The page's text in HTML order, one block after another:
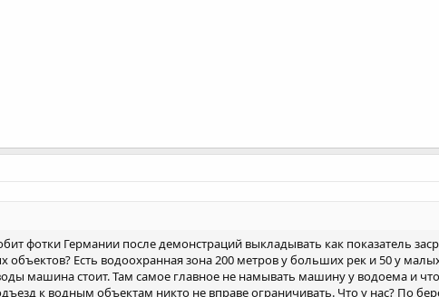
фотки Германии после демонстраций выкладывать как показатель
Есть водоохранная зона 200 метров у больших рек и 50 у
машина стоит. Там самое главное не намывать машину у водоема и
к водным объектам никто не вправе ограничивать. Что у нас? По